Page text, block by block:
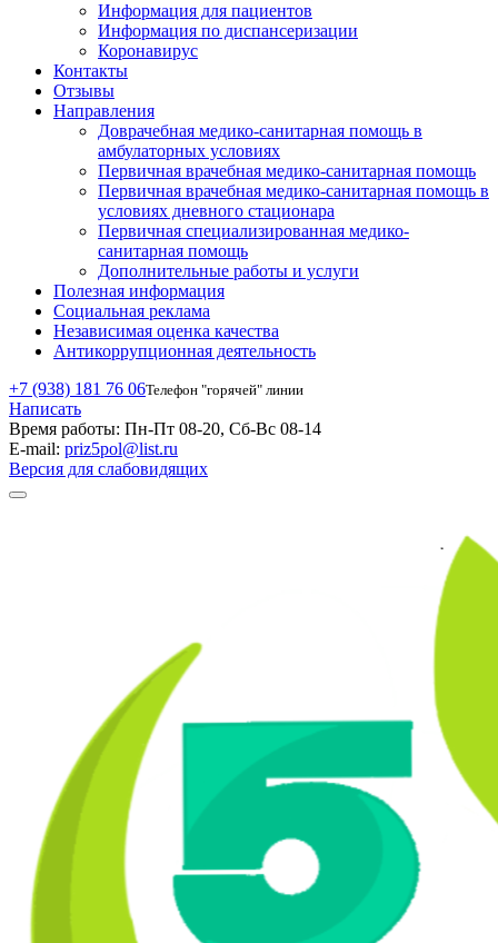
Информация для пациентов
Информация по диспансеризации
Коронавирус
Контакты
Отзывы
Направления
Доврачебная медико-санитарная помощь в
амбулаторных условиях
Первичная врачебная медико-санитарная помощь
Первичная врачебная медико-санитарная помощь в
условиях дневного стационара
Первичная специализированная медико-
санитарная помощь
Дополнительные работы и услуги
Полезная информация
Социальная реклама
Независимая оценка качества
Антикоррупционная деятельность
+7 (938) 181 76 06Телефон "горячей" линии
Написать
Время работы: Пн-Пт 08-20, Сб-Вс 08-14
E-mail: priz5pol@list.ru
Версия для слабовидящих